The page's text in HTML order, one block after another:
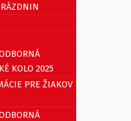
KOLO 2025
PRE ŽIAKOV